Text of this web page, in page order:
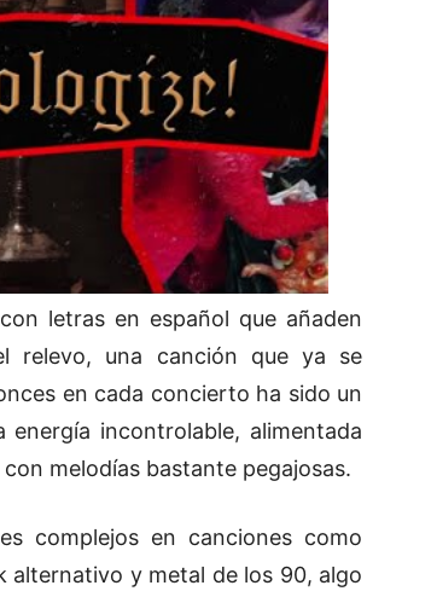
letras en español que añaden
relevo, una canción que ya se
en cada concierto ha sido un
incontrolable, alimentada
melodías bastante pegajosas.
complejos en canciones como
alternativo y metal de los 90, algo